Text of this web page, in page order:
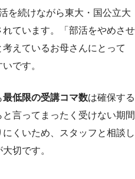
を続けながら東大・国公立大
ています。「部活をやめさせ
えているお母さんにとって
です。
最低限の受講コマ数は確保する
言ってまったく受けない期間
くいため、スタッフと相談し
切です。